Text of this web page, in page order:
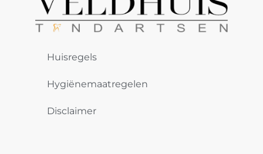
Huisregels
Hygiënemaatregelen
Disclaimer